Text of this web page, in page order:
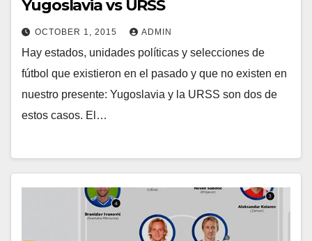
Yugoslavia vs URSS
OCTOBER 1, 2015 ADMIN
Hay estados, unidades políticas y selecciones de
fútbol que existieron en el pasado y que no existen en
nuestro presente: Yugoslavia y la URSS son dos de
estos casos. El…